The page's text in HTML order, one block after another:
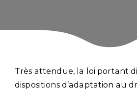
Très attendue, la loi portant
dispositions d’adaptation au